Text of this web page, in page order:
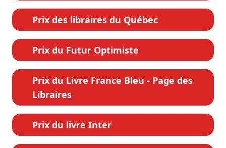
Prix des libraires du Québec
Prix du Futur Optimiste
Prix du Livre France Bleu - Page des
Libraires
Prix du livre Inter